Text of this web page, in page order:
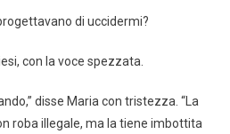
di uccidermi?
con la voce spezzata.
disse Maria con tristezza. “La
roba illegale, ma la tiene imbottita